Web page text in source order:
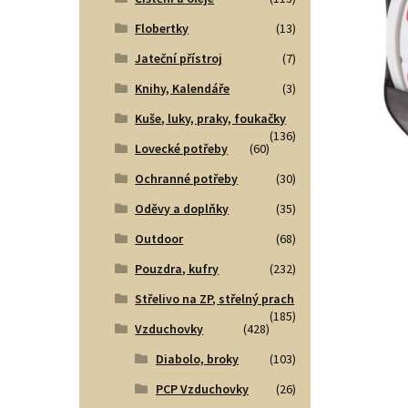
Flobertky
(13)
Jateční přístroj
(7)
Knihy, Kalendáře
(3)
Kuše, luky, praky, foukačky
(136)
Lovecké potřeby
(60)
Ochranné potřeby
(30)
Oděvy a doplňky
(35)
Outdoor
(68)
Pouzdra, kufry
(232)
Střelivo na ZP, střelný prach
(185)
Vzduchovky
(428)
Diabolo, broky
(103)
PCP Vzduchovky
(26)